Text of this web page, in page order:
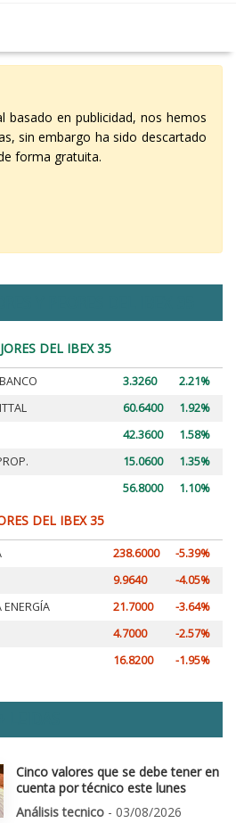
basado en publicidad, nos hemos
sin embargo ha sido descartado
forma gratuita.
DEL IBEX 35
3.3260
2.21%
60.6400
1.92%
42.3600
1.58%
15.0600
1.35%
56.8000 1.10%
DEL IBEX 35
238.6000
-5.39%
9.9640
-4.05%
ENERGÍA
21.7000
-3.64%
4.7000
-2.57%
16.8200 -1.95%
Cinco valores que se debe tener en
cuenta por técnico este lunes
Análisis tecnico - 03/08/2026